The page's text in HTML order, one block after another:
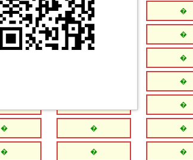
� � �
� � �
�
�
�
� � �
� � �